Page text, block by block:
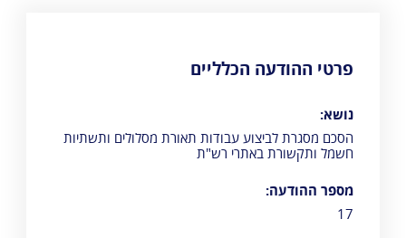
פרטי ההודעה הכלליים
נושא:
הסכם מסגרת לביצוע עבודות תאורת מסלולים ותשתיות
חשמל ותקשורת באתרי רש"ת
מספר ההודעה:
17